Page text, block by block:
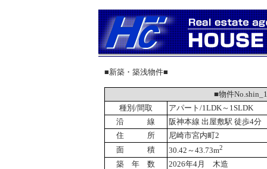
■新築・築浅物件■
■物件
種別/間取
アパート/1LDK～1SLDK
沿 線
阪神本線 出屋敷駅 徒歩4分
住 所
尼崎市宮内町2
面 積
30.42～43.73m2
築 年 数
2026年4月 木造